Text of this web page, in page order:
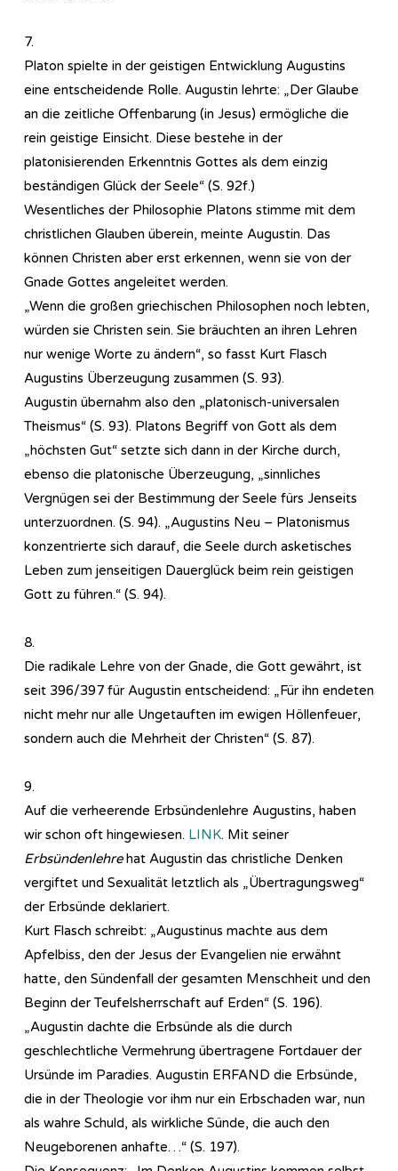
7.
Platon spielte in der geistigen Entwicklung Augustins
eine entscheidende Rolle. Augustin lehrte: „Der Glaube
an die zeitliche Offenbarung (in Jesus) ermögliche die
rein geistige Einsicht. Diese bestehe in der
platonisierenden Erkenntnis Gottes als dem einzig
beständigen Glück der Seele“ (S. 92f.)
Wesentliches der Philosophie Platons stimme mit dem
christlichen Glauben überein, meinte Augustin. Das
können Christen aber erst erkennen, wenn sie von der
Gnade Gottes angeleitet werden.
„Wenn die großen griechischen Philosophen noch lebten,
würden sie Christen sein. Sie bräuchten an ihren Lehren
nur wenige Worte zu ändern“, so fasst Kurt Flasch
Augustins Überzeugung zusammen (S. 93).
Augustin übernahm also den „platonisch-universalen
Theismus“ (S. 93). Platons Begriff von Gott als dem
„höchsten Gut“ setzte sich dann in der Kirche durch,
ebenso die platonische Überzeugung, „sinnliches
Vergnügen sei der Bestimmung der Seele fürs Jenseits
unterzuordnen. (S. 94). „Augustins Neu – Platonismus
konzentrierte sich darauf, die Seele durch asketisches
Leben zum jenseitigen Dauerglück beim rein geistigen
Gott zu führen.“ (S. 94).
8.
Die radikale Lehre von der Gnade, die Gott gewährt, ist
seit 396/397 für Augustin entscheidend: „Für ihn endeten
nicht mehr nur alle Ungetauften im ewigen Höllenfeuer,
sondern auch die Mehrheit der Christen“ (S. 87).
9.
Auf die verheerende Erbsündenlehre Augustins, haben
wir schon oft hingewiesen. LINK. Mit seiner
Erbsündenlehrehat Augustin das christliche Denken
vergiftet und Sexualität letztlich als „Übertragungsweg“
der Erbsünde deklariert.
Kurt Flasch schreibt: „Augustinus machte aus dem
Apfelbiss, den der Jesus der Evangelien nie erwähnt
hatte, den Sündenfall der gesamten Menschheit und den
Beginn der Teufelsherrschaft auf Erden“ (S. 196).
„Augustin dachte die Erbsünde als die durch
geschlechtliche Vermehrung übertragene Fortdauer der
Ursünde im Paradies. Augustin ERFAND die Erbsünde,
die in der Theologie vor ihm nur ein Erbschaden war, nun
als wahre Schuld, als wirkliche Sünde, die auch den
Neugeborenen anhafte…“ (S. 197).